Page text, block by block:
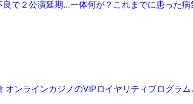
で２公演延期…一体何が？これまでに患った病
オンラインカジノのVIPロイヤリティプログラム